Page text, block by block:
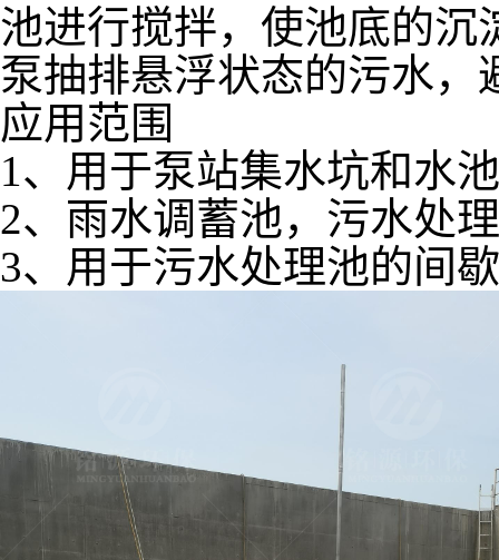
池进行搅拌，使池底的沉
泵抽排悬浮状态的污水
应用范围
1、用于泵站集水坑和水
2、雨水调蓄池，污水处
3、用于污水处理池的间